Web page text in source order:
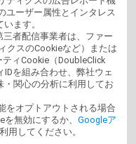
ユーザー属性とインタレス
ます。
者配信事業者は、ファー
クスのCookieなど）または
ィCookie（DoubleClick
を組み合わせ、弊社ウェ
関心の分析に利用してお
をオプトアウトされる場合
を無効にするか、Googleア
用してください。